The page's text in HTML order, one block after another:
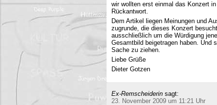
wir wollten erst einmal das Konzert
Rückantwort.
Dem Artikel liegen Meinungen und
zugrunde, die dieses Konzert
ausschließlich um die Würdigung
Gesamtbild beigetragen haben. Und
Sache zu ziehen.
Liebe Grüße
Dieter Gotzen
Ex-Remscheiderin sagt:
23. November 2009 um 11:21 Uhr